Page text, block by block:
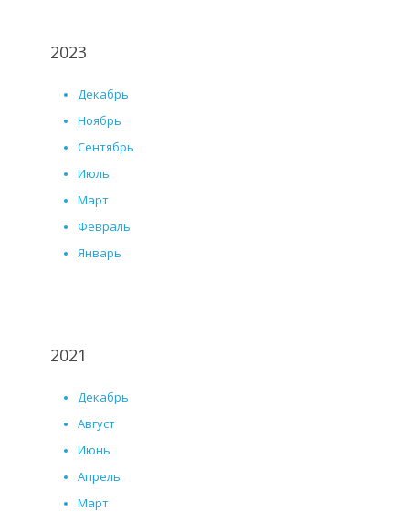
2023
Декабрь
Ноябрь
Сентябрь
Июль
Март
Февраль
Январь
2021
Декабрь
Август
Июнь
Апрель
Март